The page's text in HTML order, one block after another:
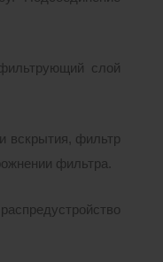
слой
вскрытия, фильтр
фильтра.